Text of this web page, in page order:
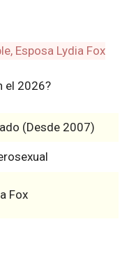
el 2026?
(Desde 2007)
Fox